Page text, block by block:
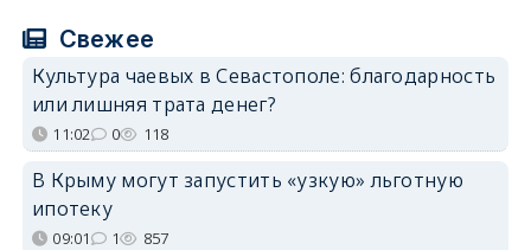
Свежее
Культура чаевых в Севастополе: благодарность
или лишняя трата денег?
11:02 0 118
В Крыму могут запустить «узкую» льготную
ипотеку
09:01 1 857